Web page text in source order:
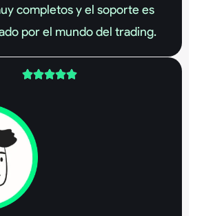
completos y el soporte es
por el mundo del trading.
